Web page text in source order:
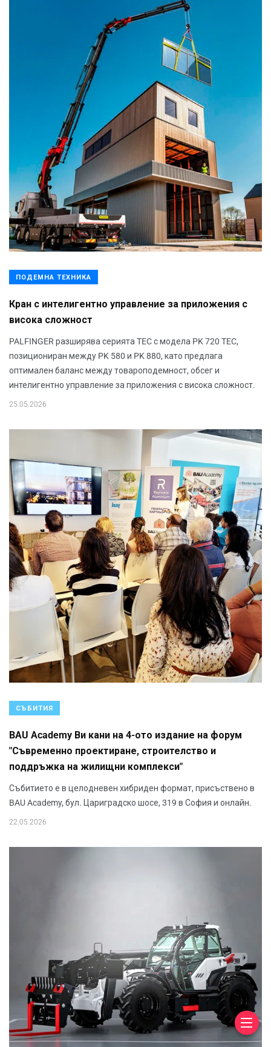
ПОДЕМНА ТЕХНИКА
Кран с интелигентно управление за приложения с
висока сложност
PALFINGER разширява серията TEC с модела PK 720 TEC,
позициониран между PK 580 и PK 880, като предлага
оптимален баланс между товароподемност, обсег и
интелигентно управление за приложения с висока сложност.
25.05.2026
СЪБИТИЯ
BAU Academy Ви кани на 4-ото издание на форум
"Съвременно проектиране, строителство и
поддръжка на жилищни комплекси"
Събитието е в целодневен хибриден формат, присъствено в
BAU Academy, бул. Цариградско шосе, 319 в София и онлайн.
22.05.2026